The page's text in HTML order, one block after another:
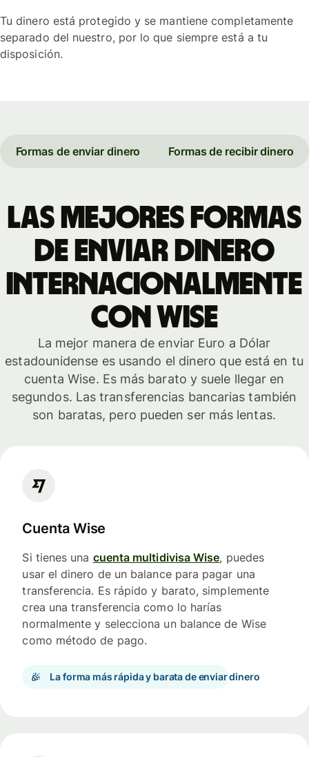
Tu dinero está protegido y se mantiene completamente
separado del nuestro, por lo que siempre está a tu
disposición.
Formas de enviar dinero Formas de recibir dinero
Las mejores formas
de enviar dinero
internacionalmente
con Wise
La mejor manera de enviar Euro a Dólar
estadounidense es usando el dinero que está en tu
cuenta Wise. Es más barato y suele llegar en
segundos. Las transferencias bancarias también
son baratas, pero pueden ser más lentas.
Cuenta Wise
Si tienes una cuenta multidivisa Wise, puedes
usar el dinero de un balance para pagar una
transferencia. Es rápido y barato, simplemente
crea una transferencia como lo harías
normalmente y selecciona un balance de Wise
como método de pago.
La forma más rápida y barata de enviar dinero